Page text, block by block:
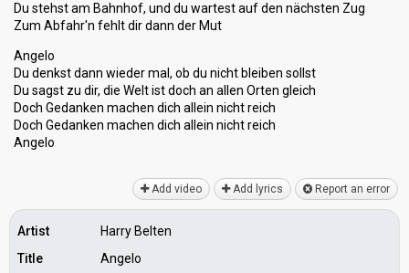
Du stehst am Bahnhof, und du wartest auf den nächsten Zug
Zum Abfahr'n fehlt dir dann der Mut
Angelo
Du denkst dann wieder mal, ob du nicht bleiben sollst
Du sagst zu dir, die Welt iѕt doch an allen Orten gleich
Doch Gedanken machen dich allein nicht reich
Doch Gedanken machen dich аllein nicht reich
Angelo
Add video Add lyrics Report an error
Artist
Harry Belten
Title
Angelo